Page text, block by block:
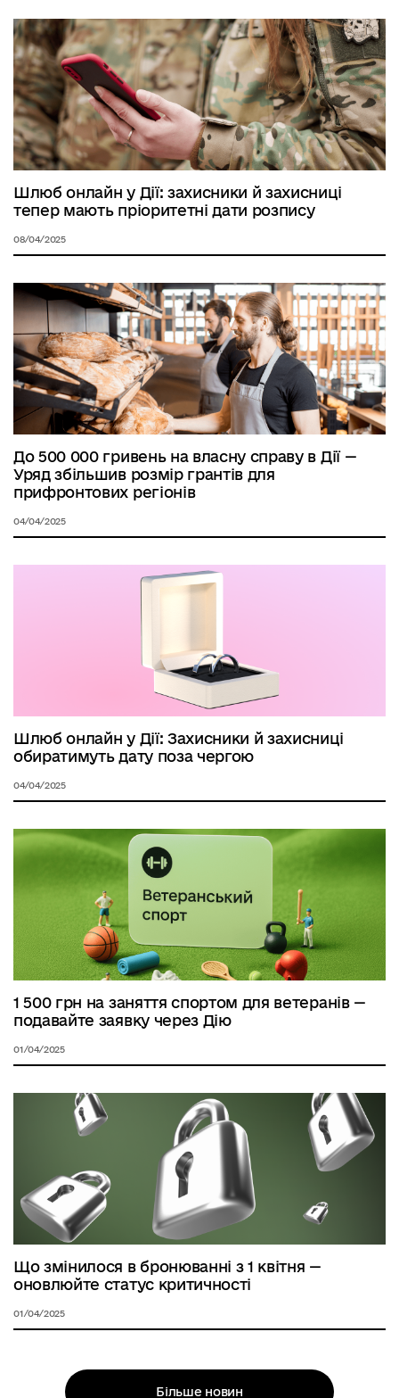
Шлюб онлайн у Дії: захисники й захисниці
тепер мають пріоритетні дати розпису
08/04/2025
До 500 000 гривень на власну справу в Дії —
Уряд збільшив розмір грантів для
прифронтових регіонів
04/04/2025
Шлюб онлайн у Дії: Захисники й захисниці
обиратимуть дату поза чергою
04/04/2025
1 500 грн на заняття спортом для ветеранів —
подавайте заявку через Дію
01/04/2025
Що змінилося в бронюванні з 1 квітня —
оновлюйте статус критичності
01/04/2025
Більше новин